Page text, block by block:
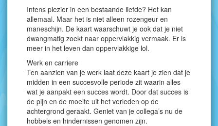
Intens plezier in een bestaande liefde? Het kan
allemaal. Maar het is niet alleen rozengeur en
maneschijn. De kaart waarschuwt je ook dat je niet
dwangmatig zoekt naar oppervlakkig vermaak. Er is
meer in het leven dan oppervlakkige lol.
Werk en carriere
Ten aanzien van je werk laat deze kaart je zien dat je
midden in een succesvolle periode zit waarin alles
wat je aanpakt een succes wordt. Door dat succes is
de pijn en de moeite uit het verleden op de
achtergrond geraakt. Geniet van je collega’s nu de
hobbels en hindernissen genomen zijn.